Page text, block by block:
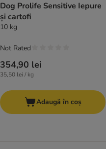
Dog Prolife Sensitive Iepure
și cartofi
10 kg
354,90 lei
35,50 lei / kg
Not Rated
Adaugă în coș